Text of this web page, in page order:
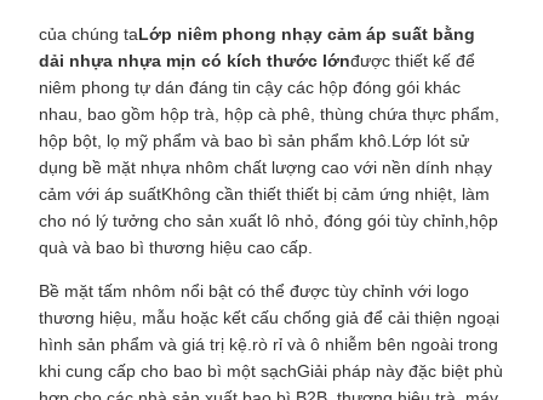
của chúng taLớp niêm phong nhạy cảm áp suất bằng
dải nhựa nhựa mịn có kích thước lớnđược thiết kế để
niêm phong tự dán đáng tin cậy các hộp đóng gói khác
nhau, bao gồm hộp trà, hộp cà phê, thùng chứa thực phẩm,
hộp bột, lọ mỹ phẩm và bao bì sản phẩm khô.Lớp lót sử
dụng bề mặt nhựa nhôm chất lượng cao với nền dính nhạy
cảm với áp suấtKhông cần thiết thiết bị cảm ứng nhiệt, làm
cho nó lý tưởng cho sản xuất lô nhỏ, đóng gói tùy chỉnh,hộp
quà và bao bì thương hiệu cao cấp.
Bề mặt tấm nhôm nổi bật có thể được tùy chỉnh với logo
thương hiệu, mẫu hoặc kết cấu chống giả để cải thiện ngoại
hình sản phẩm và giá trị kệ.rò rỉ và ô nhiễm bên ngoài trong
khi cung cấp cho bao bì một sạchGiải pháp này đặc biệt phù